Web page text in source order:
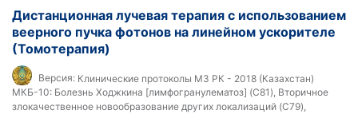
Дистанционная лучевая терапия с использованием
веерного пучка фотонов на линейном ускорителе
(Томотерапия)
Версия: Клинические протоколы МЗ РК - 2018 (Казахстан)
МКБ-10: Болезнь Ходжкина [лимфогранулематоз] (C81), Вторичное
злокачественное новообразование других локализаций (C79),